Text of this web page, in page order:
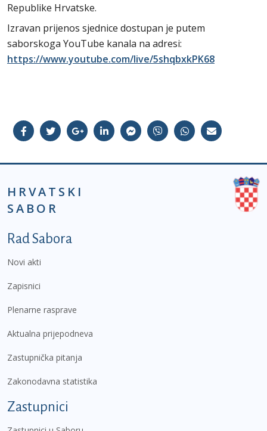
Republike Hrvatske.
Izravan prijenos sjednice dostupan je putem
saborskoga YouTube kanala na adresi:
https://www.youtube.com/live/5shqbxkPK68
HRVATSKI
SABOR
Podnožje prvi izbornik
Rad Sabora
Novi akti
Zapisnici
Plenarne rasprave
Aktualna prijepodneva
Zastupnička pitanja
Zakonodavna statistika
Zastupnici